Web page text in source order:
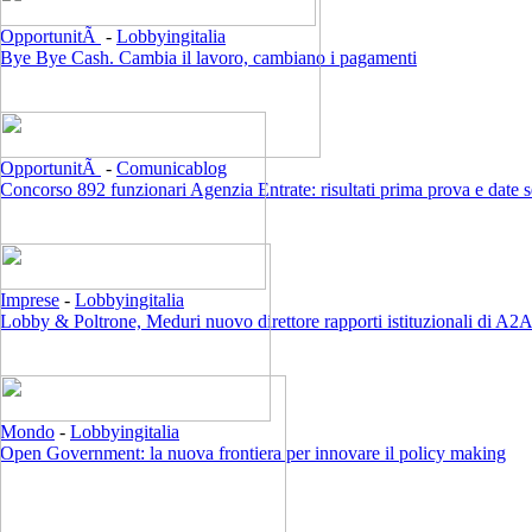
OpportunitÃ - Lobbyingitalia
Bye Bye Cash. Cambia il lavoro, cambiano i pagamenti
OpportunitÃ - Comunicablog
Concorso 892 funzionari Agenzia Entrate: risultati prima prova e date
Imprese - Lobbyingitalia
Lobby & Poltrone, Meduri nuovo direttore rapporti istituzionali di A2A
Mondo - Lobbyingitalia
Open Government: la nuova frontiera per innovare il policy making